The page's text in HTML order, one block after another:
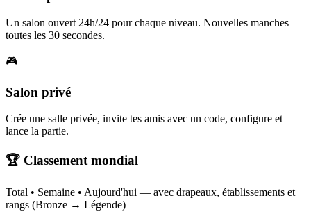
Un salon ouvert 24h/24 pour chaque niveau. Nouvelles manches
toutes les 30 secondes.
🎮
Salon privé
Crée une salle privée, invite tes amis avec un code, configure et
lance la partie.
🏆 Classement mondial
Total • Semaine • Aujourd'hui — avec drapeaux, établissements et
rangs (Bronze → Légende)